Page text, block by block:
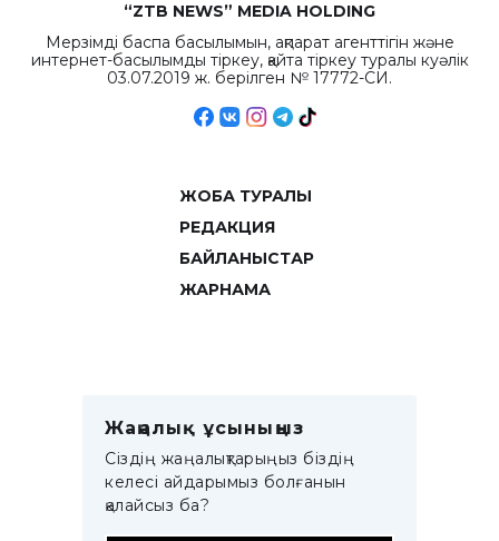
“ZTB NEWS” MEDIA HOLDING
Мерзімді баспа басылымын, ақпарат агенттігін және
интернет-басылымды тіркеу, қайта тіркеу туралы куәлік
03.07.2019 ж. берілген № 17772-СИ.
ЖОБА ТУРАЛЫ
РЕДАКЦИЯ
БАЙЛАНЫСТАР
ЖАРНАМА
Жаңалық ұсыныңыз
Сіздің жаңалықтарыңыз біздің
келесі айдарымыз болғанын
қалайсыз ба?